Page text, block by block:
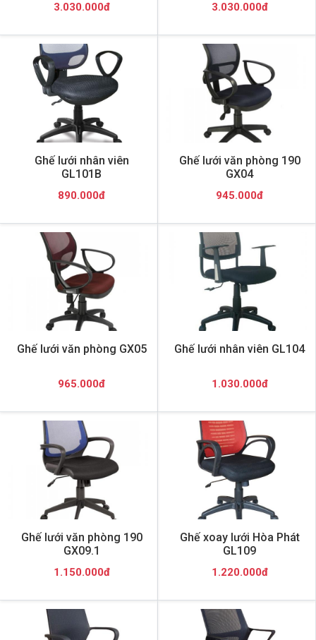
3.030.000đ 3.030.000đ
Ghế lưới nhân viên
GL101B
890.000đ
Ghế lưới văn phòng 190
GX04
945.000đ
Ghế lưới văn phòng GX05
965.000đ
Ghế lưới nhân viên GL104
1.030.000đ
Ghế lưới văn phòng 190
GX09.1
1.150.000đ
Ghế xoay lưới Hòa Phát
GL109
1.220.000đ